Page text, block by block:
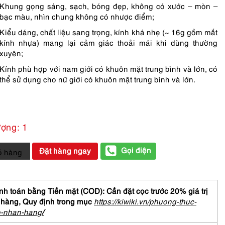
Khung gọng sáng, sạch, bóng đẹp, không có xước – mòn –
bạc màu, nhìn chung không có nhược điểm;
Kiểu dáng, chất liệu sang trọng, kính khá nhẹ (~ 16g gồm mắt
kính nhựa) mang lại cảm giác thoải mái khi dùng thường
xuyên;
Kính phù hợp với nam giới có khuôn mặt trung bình và lớn, có
thể sử dụng cho nữ giới có khuôn mặt trung bình và lớn.
1
hàng Đặt hàng ngay Gọi điện
toán bằng Tiền mặt (COD): Cần đặt cọc trước 20% giá trị
Quy định trong mục https://kiwiki.vn/phuong-thuc-
nhan-hang/